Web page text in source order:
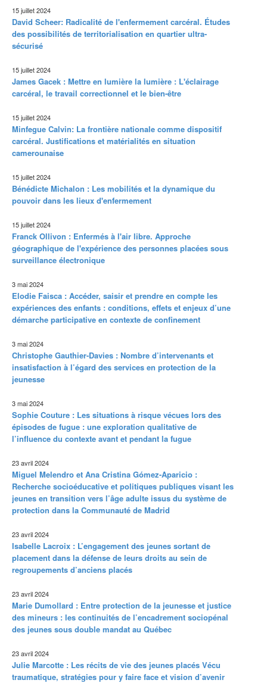
15 juillet 2024
David Scheer: Radicalité de l'enfermement carcéral. Études
des possibilités de territorialisation en quartier ultra-
sécurisé
15 juillet 2024
James Gacek : Mettre en lumière la lumière : L'éclairage
carcéral, le travail correctionnel et le bien-être
15 juillet 2024
Minfegue Calvin: La frontière nationale comme dispositif
carcéral. Justifications et matérialités en situation
camerounaise
15 juillet 2024
Bénédicte Michalon : Les mobilités et la dynamique du
pouvoir dans les lieux d'enfermement
15 juillet 2024
Franck Ollivon : Enfermés à l'air libre. Approche
géographique de l'expérience des personnes placées sous
surveillance électronique
3 mai 2024
Elodie Faisca : Accéder, saisir et prendre en compte les
expériences des enfants : conditions, effets et enjeux d’une
démarche participative en contexte de confinement
3 mai 2024
Christophe Gauthier-Davies : Nombre d’intervenants et
insatisfaction à l’égard des services en protection de la
jeunesse
3 mai 2024
Sophie Couture : Les situations à risque vécues lors des
épisodes de fugue : une exploration qualitative de
l’influence du contexte avant et pendant la fugue
23 avril 2024
Miguel Melendro et Ana Cristina Gómez-Aparicio :
Recherche socioéducative et politiques publiques visant les
jeunes en transition vers l’âge adulte issus du système de
protection dans la Communauté de Madrid
23 avril 2024
Isabelle Lacroix : L’engagement des jeunes sortant de
placement dans la défense de leurs droits au sein de
regroupements d’anciens placés
23 avril 2024
Marie Dumollard : Entre protection de la jeunesse et justice
des mineurs : les continuités de l’encadrement sociopénal
des jeunes sous double mandat au Québec
23 avril 2024
Julie Marcotte : Les récits de vie des jeunes placés Vécu
traumatique, stratégies pour y faire face et vision d’avenir